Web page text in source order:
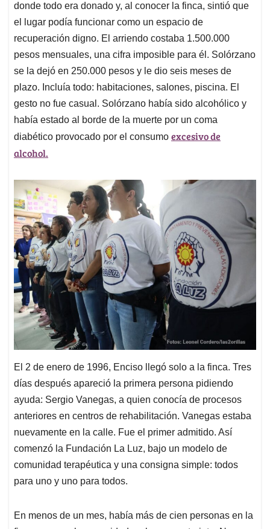
donde todo era donado y, al conocer la finca, sintió que
el lugar podía funcionar como un espacio de
recuperación digno. El arriendo costaba 1.500.000
pesos mensuales, una cifra imposible para él. Solórzano
se la dejó en 250.000 pesos y le dio seis meses de
plazo. Incluía todo: habitaciones, salones, piscina. El
gesto no fue casual. Solórzano había sido alcohólico y
había estado al borde de la muerte por un coma
diabético provocado por el consumo excesivo de
alcohol.
El 2 de enero de 1996, Enciso llegó solo a la finca. Tres
días después apareció la primera persona pidiendo
ayuda: Sergio Vanegas, a quien conocía de procesos
anteriores en centros de rehabilitación. Vanegas estaba
nuevamente en la calle. Fue el primer admitido. Así
comenzó la Fundación La Luz, bajo un modelo de
comunidad terapéutica y una consigna simple: todos
para uno y uno para todos.
En menos de un mes, había más de cien personas en la